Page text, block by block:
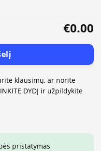
€0.00
klausimų, ar norite
DYDĮ ir užpildykite
pristatymas